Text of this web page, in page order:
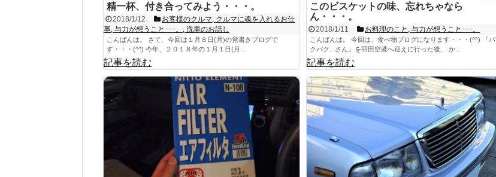
精一杯、付き合ってみよう・・・。
2018/1/12 お客様のクルマ クルマに魂を入れるお仕
事 与力が想うこと･･･。 洗車のお話し
こんばんは。 さて、今回は１月８日(月)の覚書きブログで
す・・・(^^) 今年、２０１８年の１月１日(月...
記事を読む
このビスケットの味、忘れちゃなら
ん・・・。
2018/1/11 お料理のこと ,与力が想うこと･･･。
こんばんは。 今回は、食べ物ブログになります・・・(^^) 『パ
クパク...さん』を羽田空港へ迎えに行った後、 か...
記事を読む